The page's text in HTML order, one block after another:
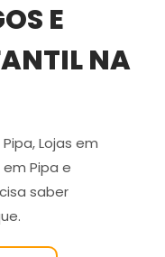
E
NA
Lojas em
em Pipa e
saber